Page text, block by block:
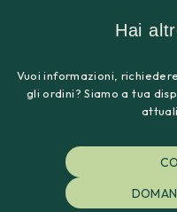
Hai
Vuoi informazioni,
gli ordini? Siamo a tua